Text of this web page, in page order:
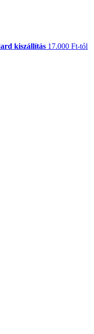
kiszállítás 17.000 Ft-tól